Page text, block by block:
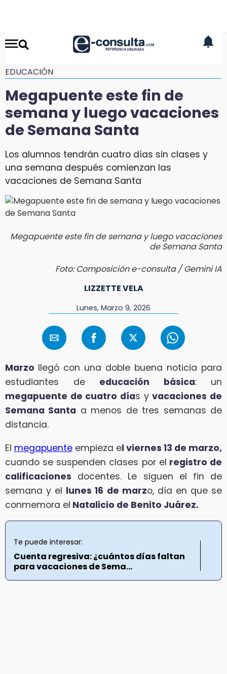
EDUCACIÓN
Megapuente este fin de
semana y luego vacaciones
de Semana Santa
Los alumnos tendrán cuatro días sin clases y
una semana después comienzan las
vacaciones de Semana Santa
Megapuente este fin de semana y luego vacaciones
de Semana Santa
Foto: Composición e-consulta / Gemini IA
LIZZETTE VELA
Lunes, Marzo 9, 2026
Marzo llegó con una doble buena noticia para
estudiantes de educación básica: un
megapuente de cuatro días yvacaciones de
Semana Santa a menos de tres semanas de
distancia.
El megapuente empieza el viernes 13 de marzo,
cuando se suspenden clases por el registro de
calificaciones docentes. Le siguen el fin de
semana y el lunes 16 de marzo, día en que se
conmemora el Natalicio de Benito Juárez.
Te puede interesar:
Cuenta regresiva: ¿cuántos días faltan
para vacaciones de Sema...